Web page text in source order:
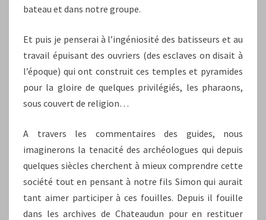
bateau et dans notre groupe.
Et puis je penserai à l’ingéniosité des batisseurs et au
travail épuisant des ouvriers (des esclaves on disait à
l’époque) qui ont construit ces temples et pyramides
pour la gloire de quelques privilégiés, les pharaons,
sous couvert de religion…
A travers les commentaires des guides, nous
imaginerons la tenacité des archéologues qui depuis
quelques siècles cherchent à mieux comprendre cette
société tout en pensant à notre fils Simon qui aurait
tant aimer participer à ces fouilles. Depuis il fouille
dans les archives de Chateaudun pour en restituer